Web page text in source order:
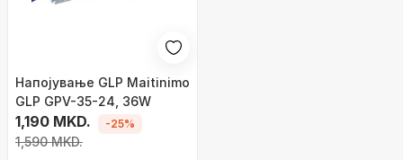
Напојување GLP Maitinimo
GLP GPV-35-24, 36W
1,190 MKD.
1,590 MKD.
-25%